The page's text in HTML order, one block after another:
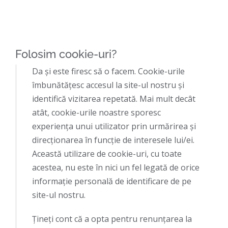
Folosim cookie-uri?
Da şi este firesc să o facem. Cookie-urile
îmbunătățesc accesul la site-ul nostru și
identifică vizitarea repetată. Mai mult decât
atât, cookie-urile noastre sporesc
experiența unui utilizator prin urmărirea și
direcționarea în funcție de interesele lui/ei.
Această utilizare de cookie-uri, cu toate
acestea, nu este în nici un fel legată de orice
informație personală de identificare de pe
site-ul nostru.
Ţineţi cont că a opta pentru renunțarea la